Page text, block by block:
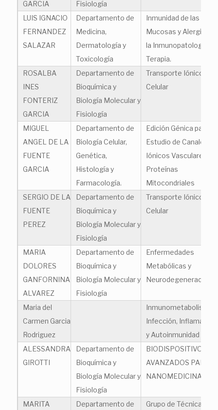
GARCIA
Fisiología
LUIS IGNACIO
FERNANDEZ
SALAZAR
Departamento de
Medicina,
Dermatología y
Toxicología
Inmunidad de las
Mucosas y Alergia: de
la Inmunopatología a
Terapia.
ROSALBA
INES
FONTERIZ
GARCIA
Departamento de
Bioquímica y
Biología Molecular y
Fisiología
Transporte Iónico
Celular
MIGUEL
ANGEL DE LA
FUENTE
GARCIA
Departamento de
Biología Celular,
Genética,
Histología y
Farmacología.
Edición Génica para el
Estudio de Canales
Iónicos Vasculares y
Proteínas
Mitocondriales
SERGIO DE LA
FUENTE
PEREZ
Departamento de
Bioquímica y
Biología Molecular y
Fisiología
Transporte Iónico
Celular
MARIA
DOLORES
GANFORNINA
ALVAREZ
Departamento de
Bioquímica y
Biología Molecular y
Fisiología
Enfermedades
Metabólicas y
Neurodegeneración
Maria del
Carmen Garcia
Rodriguez
Inmunometabolismo,
Infección, Inflamación
y Autoinmunidad
ALESSANDRA
GIROTTI
Departamento de
Bioquímica y
Biología Molecular y
Fisiología
BIODISPOSITIVOS
AVANZADOS PARA
NANOMEDICINA
MARITA
Departamento de
Grupo de Técnicas